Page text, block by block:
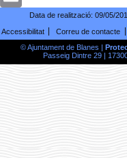
Data de realització: 09/05/
Accessibilitat
Correu de contacte
© Ajuntament de Blanes |
Passeig Dintre 29 |